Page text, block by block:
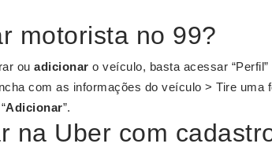
motorista no 99?
ou adicionar o veículo, basta acessar “Perfil”
com as informações do veículo > Tire uma
Adicionar”.
na Uber com